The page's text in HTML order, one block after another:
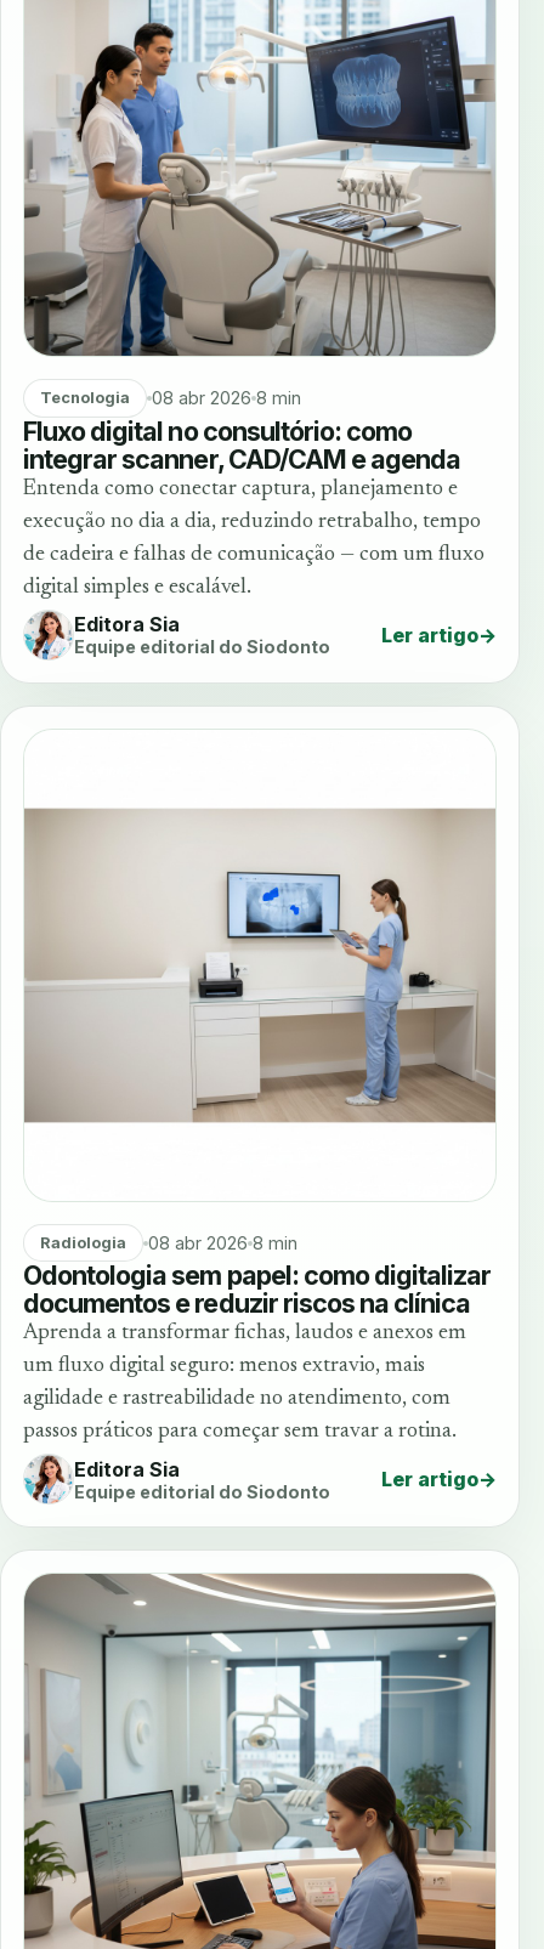
Tecnologia 08 abr 2026 8 min
Fluxo digital no consultório: como
integrar scanner, CAD/CAM e agenda
Entenda como conectar captura, planejamento e
execução no dia a dia, reduzindo retrabalho, tempo
de cadeira e falhas de comunicação — com um fluxo
digital simples e escalável.
Editora Sia
Equipe editorial do Siodonto Ler artigo→
Radiologia 08 abr 2026 8 min
Odontologia sem papel: como digitalizar
documentos e reduzir riscos na clínica
Aprenda a transformar fichas, laudos e anexos em
um fluxo digital seguro: menos extravio, mais
agilidade e rastreabilidade no atendimento, com
passos práticos para começar sem travar a rotina.
Editora Sia
Equipe editorial do Siodonto Ler artigo→